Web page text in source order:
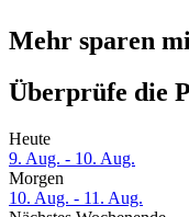
Mehr sparen
Überprüfe die
Heute
9. Aug. - 10. Aug.
Morgen
10. Aug. - 11. Aug.